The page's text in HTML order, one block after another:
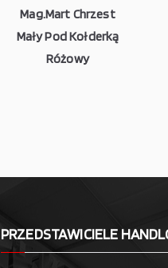
Mag.Mart Chrzest
Mały Pod Kołderką
Różowy
PRZEDSTAWICIELE